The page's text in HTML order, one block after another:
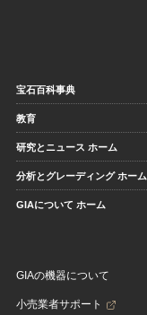
宝石百科事典
教育
研究とニュース ホーム
分析とグレーディング ホーム
GIAについて ホーム
GIAの機器について
小売業者サポート